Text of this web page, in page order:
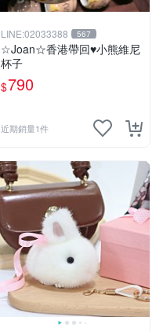
LINE:02033388 567
☆Joan☆香港帶回♥小熊維尼
杯子
$790
近期銷量1件